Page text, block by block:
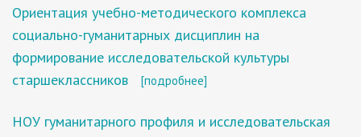
Ориентация учебно-методического комплекса
социально-гуманитарных дисциплин на
формирование исследовательской культуры
старшеклассников
[подробнее]
НОУ гуманитарного профиля и исследовательская